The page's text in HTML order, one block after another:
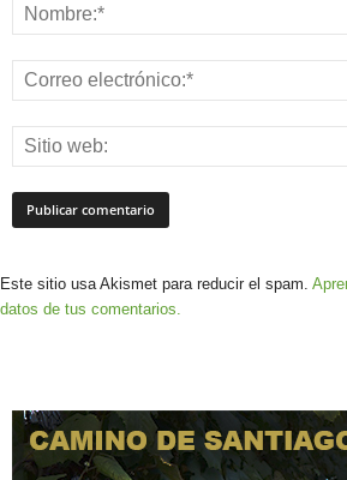
Este sitio usa Akismet para reducir el spam.
datos de tus comentarios.